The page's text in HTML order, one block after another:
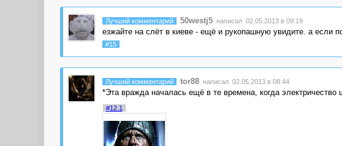
Лучший комментарий 50westj5 написал 02.05.2013 в 09:19
езжайте на слёт в киеве - ещё и рукопашную увидите. а если
#15
Лучший комментарий tor88 написал 02.05.2013 в 08:44
*Эта вражда началась ещё в те времена, когда
#12.1